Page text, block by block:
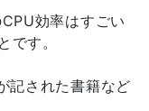
効率はすごい
です。
記された書籍など